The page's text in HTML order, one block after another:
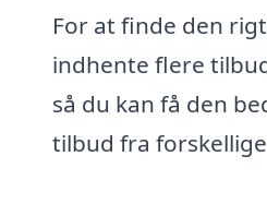
For at finde den
indhente flere
så du kan få den
tilbud fra